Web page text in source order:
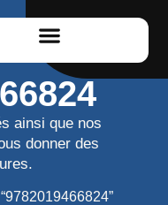
ainsi que nos
donner des